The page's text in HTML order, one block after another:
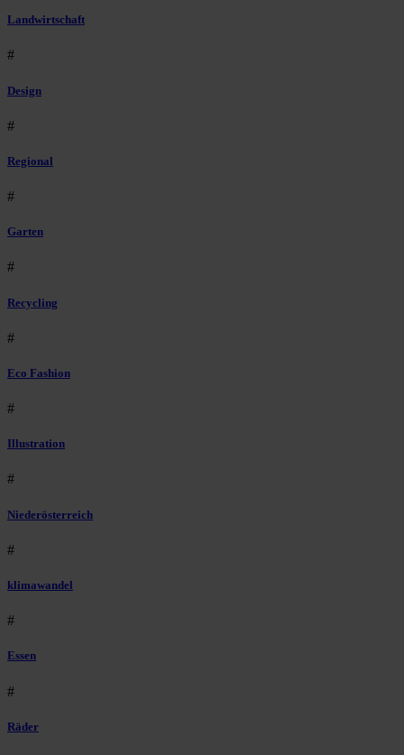
Landwirtschaft
#
Design
#
Regional
#
Garten
#
Recycling
#
Eco Fashion
#
Illustration
#
Niederösterreich
#
klimawandel
#
Essen
#
Räder